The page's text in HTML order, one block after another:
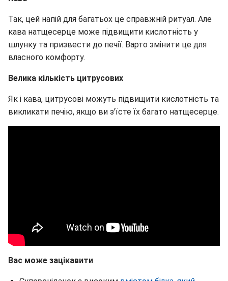
Так, цей напій для багатьох це справжній ритуал. Але
кава натщесерце може підвищити кислотність у
шлунку та призвести до печії. Варто змінити це для
власного комфорту.
Велика кількість цитрусових
Як і кава, цитрусові можуть підвищити кислотність та
викликати печію, якщо ви з'їсте їх багато натщесерце.
Вас може зацікавити